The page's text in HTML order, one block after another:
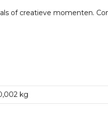
of creatieve momenten.
kg